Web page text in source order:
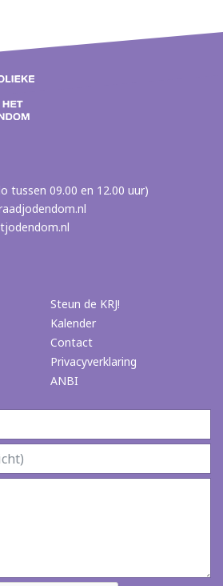
tussen 09.00 en 12.00 uur)
Steun de KRJ!
Kalender
Contact
Privacyverklaring
ANBI